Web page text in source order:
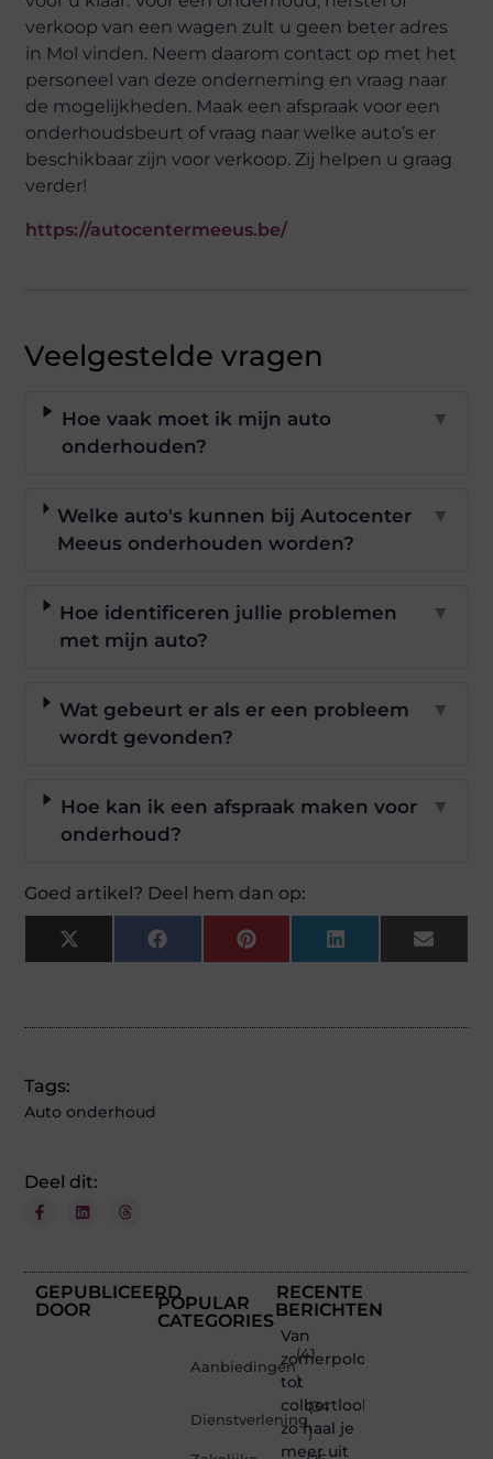
verkoop van een wagen zult u geen beter adres
in Mol vinden. Neem daarom contact op met het
personeel van deze onderneming en vraag naar
de mogelijkheden. Maak een afspraak voor een
onderhoudsbeurt of vraag naar welke auto’s er
beschikbaar zijn voor verkoop. Zij helpen u graag
verder!
https://autocentermeeus.be/
Veelgestelde vragen
Hoe vaak moet ik mijn auto
onderhouden?
▼
Welke auto's kunnen bij Autocenter
Meeus onderhouden worden?
▼
Hoe identificeren jullie problemen
met mijn auto?
▼
Wat gebeurt er als er een probleem
wordt gevonden?
▼
Hoe kan ik een afspraak maken voor
onderhoud?
▼
Goed artikel? Deel hem dan op:
X
(Twitter)
FacebookPinterestLinkedInEmail
Tags:
Auto onderhoud
Deel dit:
GEPUBLICEERD
DOOR
POPULAR
CATEGORIES
Aanbiedingen
(41
)
Dienstverlening
(34
)
RECENTE
BERICHTEN
Van
zomerpolo
tot
colbertlook
zo haal je
meer uit